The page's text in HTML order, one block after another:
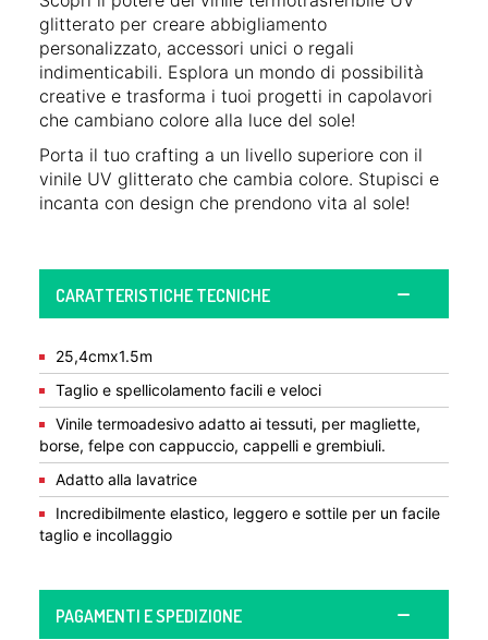
glitterato per creare abbigliamento
personalizzato, accessori unici o regali
indimenticabili. Esplora un mondo di possibilità
creative e trasforma i tuoi progetti in capolavori
che cambiano colore alla luce del sole!
Porta il tuo crafting a un livello superiore con il
vinile UV glitterato che cambia colore. Stupisci e
incanta con design che prendono vita al sole!
CARATTERISTICHE TECNICHE
25,4cmx1.5m
Taglio e spellicolamento facili e veloci
Vinile termoadesivo adatto ai tessuti, per magliette,
borse, felpe con cappuccio, cappelli e grembiuli.
Adatto alla lavatrice
Incredibilmente elastico, leggero e sottile per un facile
taglio e incollaggio
PAGAMENTI E SPEDIZIONE